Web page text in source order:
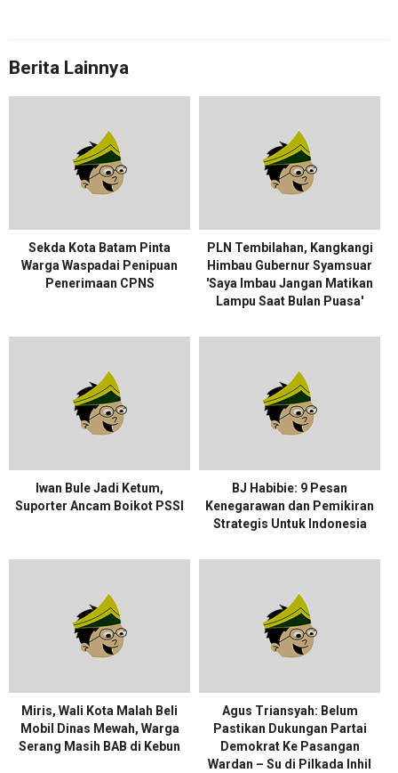
Berita Lainnya
Sekda Kota Batam Pinta
Warga Waspadai Penipuan
Penerimaan CPNS
PLN Tembilahan, Kangkangi
Himbau Gubernur Syamsuar
'Saya Imbau Jangan Matikan
Lampu Saat Bulan Puasa'
Iwan Bule Jadi Ketum,
Suporter Ancam Boikot PSSI
BJ Habibie: 9 Pesan
Kenegarawan dan Pemikiran
Strategis Untuk Indonesia
Miris, Wali Kota Malah Beli
Mobil Dinas Mewah, Warga
Serang Masih BAB di Kebun
Agus Triansyah: Belum
Pastikan Dukungan Partai
Demokrat Ke Pasangan
Wardan – Su di Pilkada Inhil